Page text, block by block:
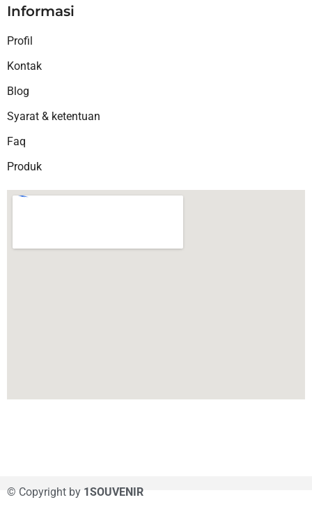
Informasi
Profil
Kontak
Blog
Syarat & ketentuan
Faq
Produk
© Copyright by 1SOUVENIR